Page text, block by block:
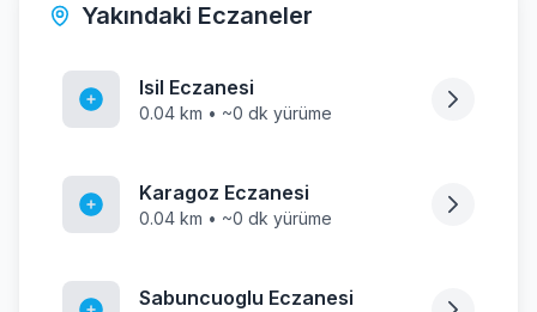
Yakındaki Eczaneler
Isil Eczanesi
0.04 km • ~0 dk yürüme
Karagoz Eczanesi
0.04 km • ~0 dk yürüme
Sabuncuoglu Eczanesi